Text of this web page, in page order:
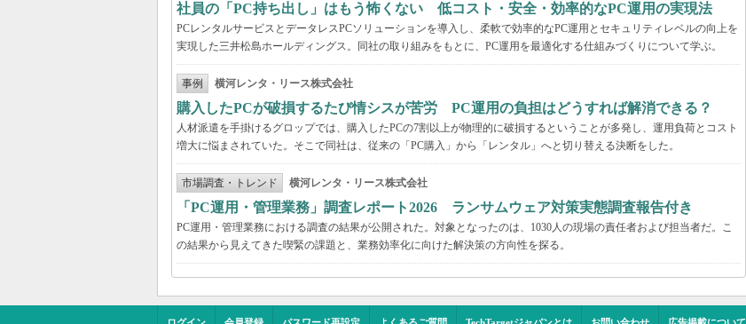
社員の「PC持ち出し」はもう怖くない 低コスト・安全・効率的なPC運用の実現法
PCレンタルサービスとデータレスPCソリューションを導入し、柔軟で効率的なPC運用とセキュリティレベルの向上を
実現した三井松島ホールディングス。同社の取り組みをもとに、PC運用を最適化する仕組みづくりについて学ぶ。
事例 横河レンタ・リース株式会社
購入したPCが破損するたび情シスが苦労 PC運用の負担はどうすれば解消できる？
人材派遣を手掛けるグロップでは、購入したPCの7割以上が物理的に破損するということが多発し、運用負荷とコスト
増大に悩まされていた。そこで同社は、従来の「PC購入」から「レンタル」へと切り替える決断をした。
市場調査・トレンド 横河レンタ・リース株式会社
「PC運用・管理業務」調査レポート2026 ランサムウェア対策実態調査報告付き
PC運用・管理業務における調査の結果が公開された。対象となったのは、1030人の現場の責任者および担当者だ。こ
の結果から見えてきた喫緊の課題と、業務効率化に向けた解決策の方向性を探る。